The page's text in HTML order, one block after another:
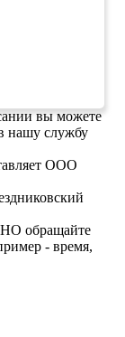
вы можете
нашу службу
ООО
обращайте
- время,